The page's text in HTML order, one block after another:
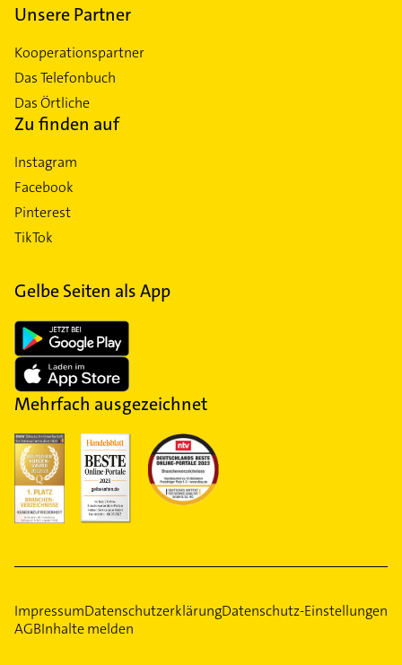
Unsere Partner
Kooperationspartner
Das Telefonbuch
Das Örtliche
Zu finden auf
Instagram
Facebook
Pinterest
TikTok
Gelbe Seiten als App
Mehrfach ausgezeichnet
ImpressumDatenschutzerklärungDatenschutz-Einstellungen
AGBInhalte melden